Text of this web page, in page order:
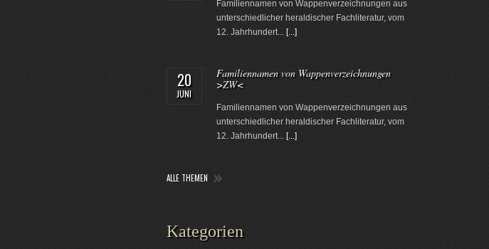
Familiennamen von Wappenverzeichnungen aus
unterschiedlicher heraldischer Fachliteratur, vom
12. Jahrhundert... [...]
20
JUNI
Familiennamen von Wappenverzeichnungen
>ZW<
Familiennamen von Wappenverzeichnungen aus
unterschiedlicher heraldischer Fachliteratur, vom
12. Jahrhundert... [...]
ALLE THEMEN
Kategorien